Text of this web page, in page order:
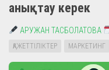
анықтау керек
АРУЖАН ТАСБОЛАТОВА
ҚАЖЕТТІЛІКТЕР
МАРКЕТИНГ